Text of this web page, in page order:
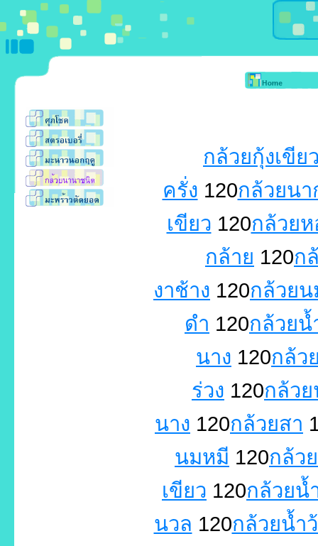
กล้วยกุ้งเขีย
ครั่ง 120กล้วยนา
เขียว 120กล้วย
กล้าย 120ก
งาช้าง 120กล้วย
ดำ 120กล้วยน้
นาง 120กล้ว
ร่วง 120กล้ว
นาง 120กล้วยสา
นมหมี 120กล้ว
เขียว 120กล้วยน้
นวล 120กล้วยน้ำ